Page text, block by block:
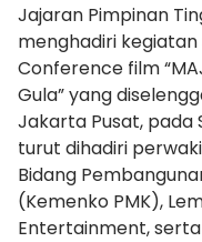
Jajaran Pimpinan
menghadiri kegiatan
Conference film
Gula” yang
Jakarta Pusat, pada
turut dihadiri
Bidang
(Kemenko PMK),
Entertainment,